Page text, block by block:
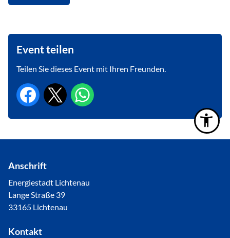
Event teilen
Teilen Sie dieses Event mit Ihren Freunden.
Anschrift
Energiestadt Lichtenau
Lange Straße 39
33165 Lichtenau
Kontakt